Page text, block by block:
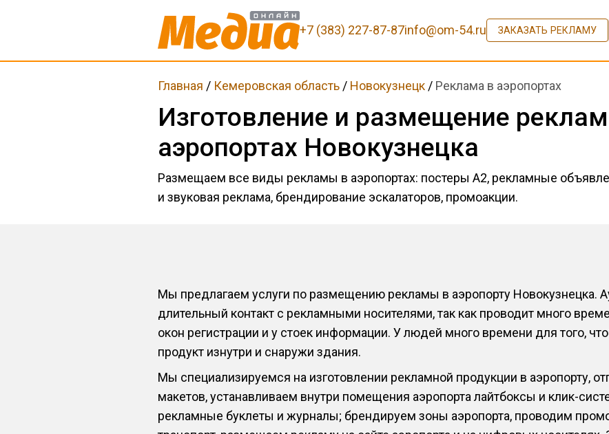
+7 (383) 227-87-87info@om-54.ru ЗАКАЗАТЬ РЕКЛАМУ
Главная / Кемеровская область/ Новокузнецк/ Реклама в аэропортах
Изготовление и размещение
аэропортах Новокузнецка
Размещаем все виды рекламы в аэропортах: постеры А2, рекламные
и звуковая реклама, брендирование эскалаторов, промоакции.
Мы предлагаем услуги по размещению рекламы в аэропорту Новокузнецка.
длительный контакт с рекламными носителями, так как проводит много
окон регистрации и у стоек информации. У людей много времени для того,
продукт изнутри и снаружи здания.
Мы специализируемся на изготовлении рекламной продукции в аэропорту,
макетов, устанавливаем внутри помещения аэропорта лайтбоксы и клик-
рекламные буклеты и журналы; брендируем зоны аэропорта, проводим